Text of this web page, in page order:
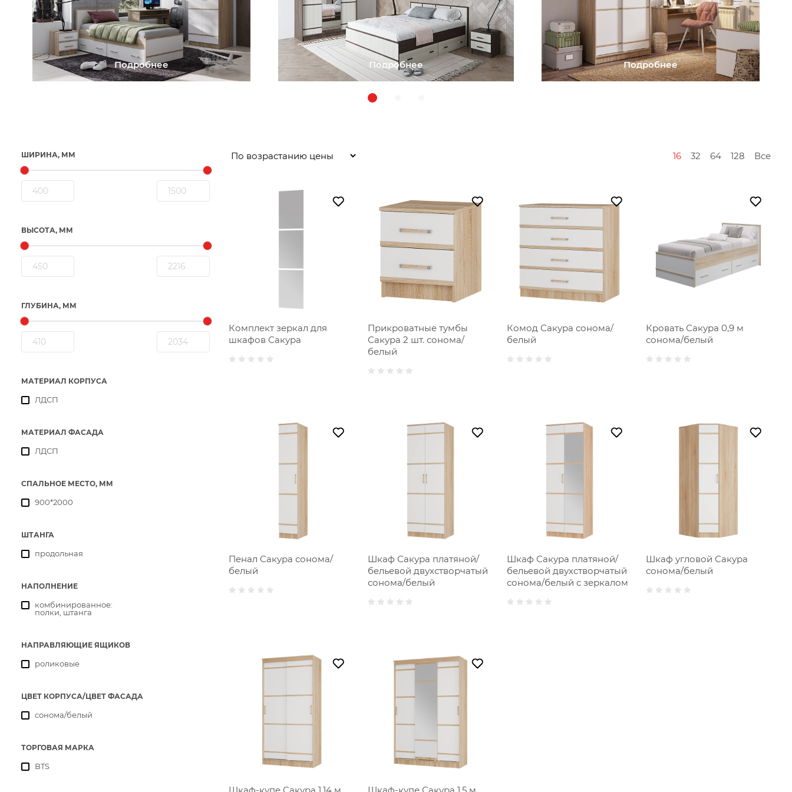
Подробнее Подробнее Подробнее
ШИРИНА, ММ
ВЫСОТА, ММ
ГЛУБИНА, ММ
МАТЕРИАЛ КОРПУСА
ЛДСП
МАТЕРИАЛ ФАСАДА
ЛДСП
СПАЛЬНОЕ МЕСТО, ММ
900*2000
ШТАНГА
продольная
НАПОЛНЕНИЕ
комбинированное:
полки, штанга
НАПРАВЛЯЮЩИЕ ЯЩИКОВ
роликовые
ЦВЕТ КОРПУСА/ЦВЕТ ФАСАДА
сонома/белый
ТОРГОВАЯ МАРКА
BTS
16 32 64 128 Все
Комплект зеркал для
шкафов Сакура
Прикроватные тумбы
Сакура 2 шт. сонома/
белый
Комод Сакура сонома/
белый
Кровать Сакура 0,9 м
сонома/белый
Пенал Сакура сонома/
белый
Шкаф Сакура платяной/
бельевой двухстворчатый
сонома/белый
Шкаф Сакура платяной/
бельевой двухстворчатый
сонома/белый с зеркалом
Шкаф угловой Сакура
сонома/белый